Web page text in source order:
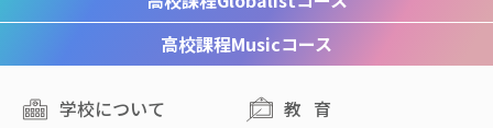
高校課程Musicコース
学校について 教育